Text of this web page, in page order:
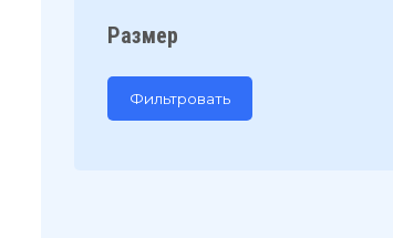
Размер
Фильтровать